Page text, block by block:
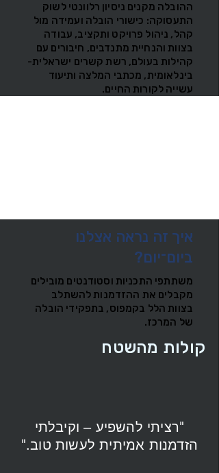
ההובלה מקנים ניסיון רלוונטי לשוק
התעסוקה: כישורי הובלה ועמידה מול
קהל, ניהול פרויקט ותקציב, עבודה
בצוות והנחיית מתנדבים, חיבורים עם
קהילות בעולם, רשת קשרים ישראלית-
בינלאומית, מכתבי המלצה ותיעוד
עשייה לקורות החיים.
איך זה נראה אצלנו
ביום־יום?
משתתפי התכניות וסטודנטים מובילים
מקבלים את ההזדמנות להשתלב
בצוות הלל בקמפוס, בתפקידי הובלה
של המרכז.
קולות מהשטח
"רציתי להשפיע – וקיבלתי
הזדמנות אמיתית לעשות טוב."